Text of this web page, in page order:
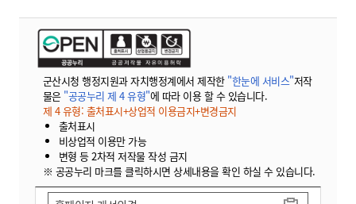
군산시청 행정지원과 자치행정계에서 제작한 "한눈에 서비스"저작
물은 "공공누리 제 4 유형"에 따라 이용 할 수 있습니다.
제 4 유형: 출처표시+상업적 이용금지+변경금지
출처표시
비상업적 이용만 가능
변형 등 2차적 저작물 작성 금지
※ 공공누리 마크를 클릭하시면 상세내용을 확인 하실 수 있습니다.